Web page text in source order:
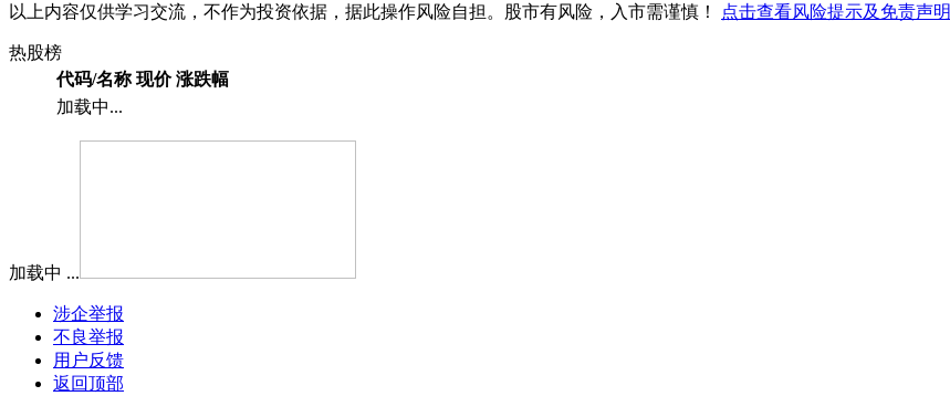
以上内容仅供学习交流，不作为投资依据，据此操作风险自担。股市有风险，入市需谨慎！ 点击查看风险提示及免责声明
热股榜
代码/名称 现价 涨跌幅
加载中...
加载中 ...
涉企举报
不良举报
用户反馈
返回顶部